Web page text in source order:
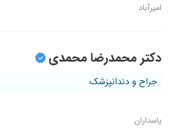
امیرآباد
دکتر محمدرضا محمدی
جراح و دندانپزشک
پاسداران